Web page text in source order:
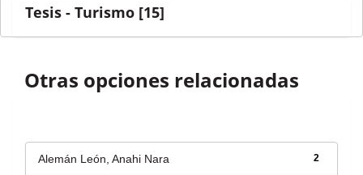
Tesis - Turismo [15]
Otras opciones relacionadas
2
Alemán León, Anahi Nara